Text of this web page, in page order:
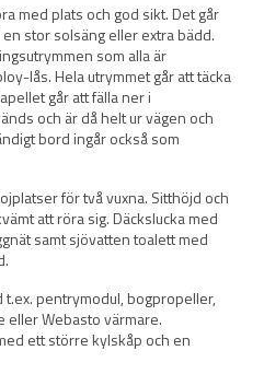
med plats och god sikt. Det går
stor solsäng eller extra bädd.
som alla är
lås. Hela utrymmet går att täcka
går att fälla ner i
och är då helt ur vägen och
bord ingår också som
för två vuxna. Sitthöjd och
att röra sig. Däckslucka med
samt sjövatten toalett med
t.ex. pentrymodul, bogpropeller,
eller Webasto värmare.
ett större kylskåp och en